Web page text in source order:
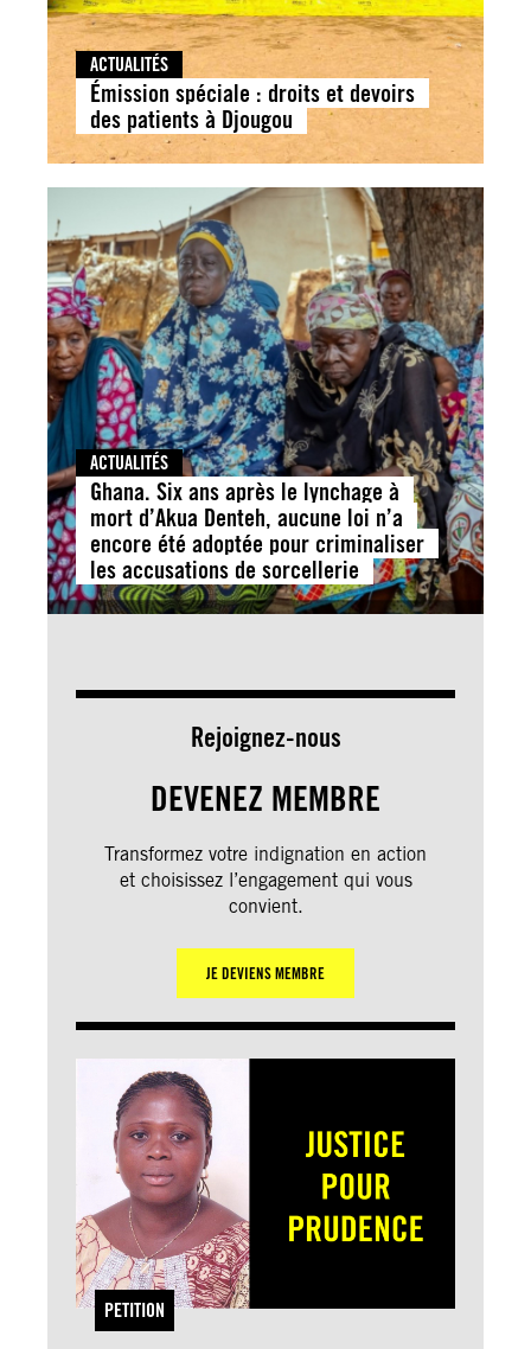
ACTUALITÉS
Émission spéciale : droits et devoirs
des patients à Djougou
ACTUALITÉS
Ghana. Six ans après le lynchage à
mort d’Akua Denteh, aucune loi n’a
encore été adoptée pour criminaliser
les accusations de sorcellerie
Rejoignez-nous
DEVENEZ MEMBRE
Transformez votre indignation en action
et choisissez l’engagement qui vous
convient.
JE DEVIENS MEMBRE
PETITION